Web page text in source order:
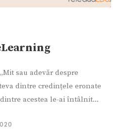
sau adevăr despre
dintre credințele eronate
acestea le-ai întâlnit...